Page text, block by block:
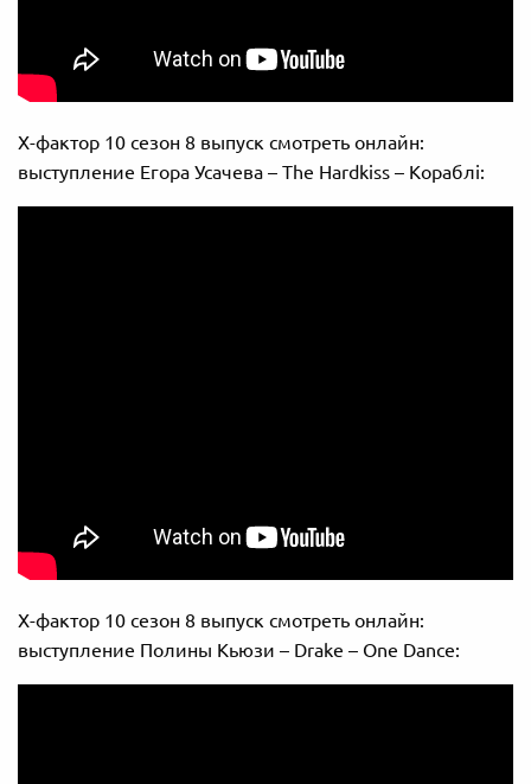
Х-фактор 10 сезон 8 выпуск смотреть онлайн:
выступление Егора Усачева – The Hardkiss – Кораблі:
Х-фактор 10 сезон 8 выпуск смотреть онлайн:
выступление Полины Кьюзи – Drake – One Dance: